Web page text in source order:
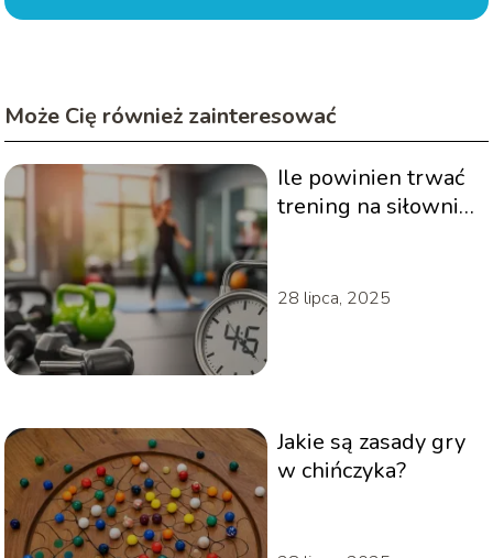
Może Cię również zainteresować
Ile powinien trwać
trening na siłowni?
28 lipca, 2025
Jakie są zasady gry
w chińczyka?